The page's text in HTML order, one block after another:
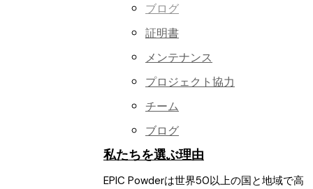
ブログ
証明書
メンテナンス
プロジェクト協力
チーム
ブログ
私たちを選ぶ理由
EPIC Powderは世界50以上の国と地域で高